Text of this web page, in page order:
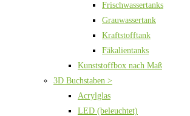
Frischwassertanks
Grauwassertank
Kraftstofftank
Fäkalientanks
Kunststoffbox nach Maß
3D Buchstaben >
Acrylglas
LED (beleuchtet)